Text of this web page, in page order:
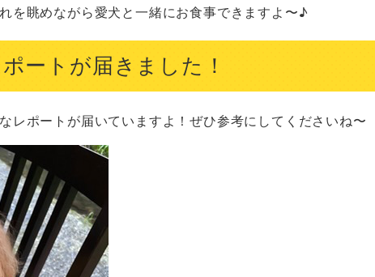
を眺めながら愛犬と一緒にお食事できますよ〜♪
ートが届きました！
レポートが届いていますよ！ぜひ参考にしてくださいね〜